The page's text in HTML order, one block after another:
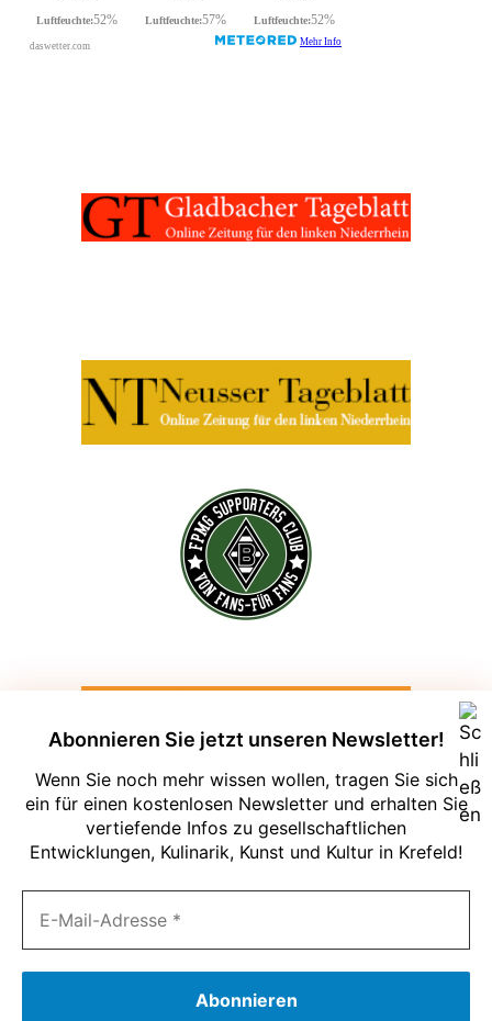
Abonnieren Sie jetzt unseren Newsletter!
Wenn Sie noch mehr wissen wollen, tragen Sie sich
ein für einen kostenlosen Newsletter und erhalten Sie
vertiefende Infos zu gesellschaftlichen
Entwicklungen, Kulinarik, Kunst und Kultur in Krefeld!
Um unsere Webseite für Sie optimal zu
gestalten und fortlaufend verbessern zu
können, verwenden wir Cookies. Durch
Cookies erhalten Sie in unserer